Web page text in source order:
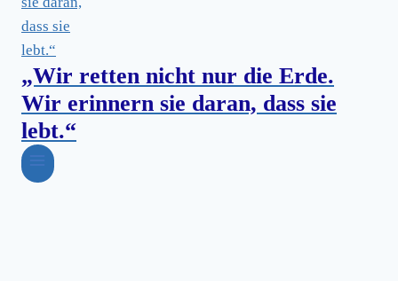
„Wir retten nicht nur die Erde.
Wir erinnern sie daran, dass sie
lebt.“
´s
der